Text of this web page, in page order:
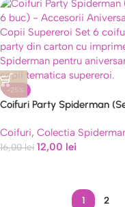
-25%
Coifuri Party Spiderman
Copii Supereroi
Coifuri, Colectia
16,00lei 12,00 lei
1 2